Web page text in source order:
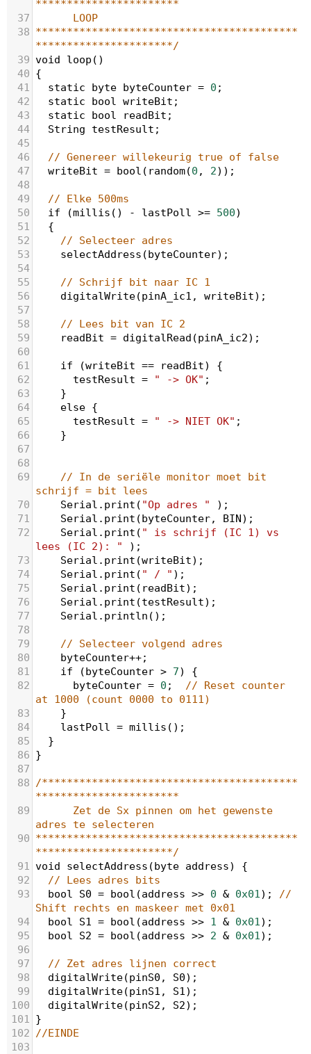
***********************
37
LOOP
38 ******************************************
**********************/
39 void loop ()
40 {
41
static byte byteCounter = 0 ;
42
static bool writeBit ;
43
static bool readBit ;
44
String testResult ;
45
46
// Genereer willekeurig true of false
47
writeBit = bool ( random(0 , 2));
48
49
// Elke 500ms
50
if (millis () - lastPoll >= 500)
51
  {
52
// Selecteer adres
53
selectAddress (byteCounter);
54
55
// Schrijf bit naar IC 1
56
digitalWrite(pinA_ic1 , writeBit);
57
58
// Lees bit van IC 2
59
readBit = digitalRead (pinA_ic2);
60
61
if (writeBit == readBit) {
62
testResult = " -> OK" ;
63
}
64
else {
65
testResult = " -> NIET OK" ;
66
}
67
68
69
// In de seriële monitor moet bit
schrijf = bit lees
70
Serial . print ( "Op adres "
);
71
Serial . print (byteCounter, BIN);
72
Serial . print ( " is schrijf (IC 1) vs
lees (IC 2): "
);
73
Serial . print (writeBit);
74
Serial . print ( " / " );
75
Serial . print ( readBit);
76
Serial . print (testResult);
77
Serial . println ();
78
79
80
byteCounter++;
81
if (byteCounter > 7) {
82
byteCounter = 0 ; // Reset counter
at 1000 (count 0000 to 0111)
83
}
84
lastPoll = millis ();
85
  }
86 }
87
88 /*****************************************
***********************
89
Zet de Sx pinnen om het gewenste
adres te selecteren
90 ******************************************
**********************/
91 void selectAddress (byte address) {
92
// Lees adres bits
93
bool S0 = bool (address >> 0 & 0x01); //
Shift rechts en maskeer met 0x01
94
bool S1 = bool (address >> 1 & 0x01);
95
bool S2 = bool (address >> 2 & 0x01);
96
97
// Zet adres lijnen correct
98
digitalWrite(pinS0 , S0);
99
digitalWrite(pinS1 , S1);
100
digitalWrite(pinS2 , S2);
101 }
102 //EINDE
103